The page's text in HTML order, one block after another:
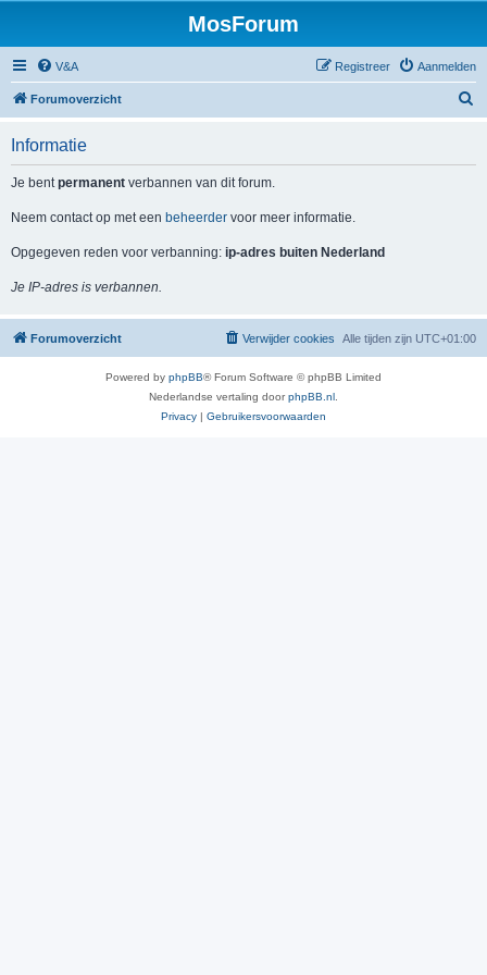
MosForum
V&A Aanmelden
Registreer
Forumoverzicht
Informatie
Je bentpermanent verbannen van dit forum.
Neem contact op met een beheerder voor meer informatie.
Opgegeven reden voor verbanning: ip-adres buiten Nederland
Je IP-adres is verbannen.
Forumoverzicht Alle tijden zijn UTC+01:00
Verwijder cookies
Powered by phpBB® Forum Software © phpBB Limited
Nederlandse vertaling doorphpBB.nl
Privacy | Gebruikersvoorwaarden